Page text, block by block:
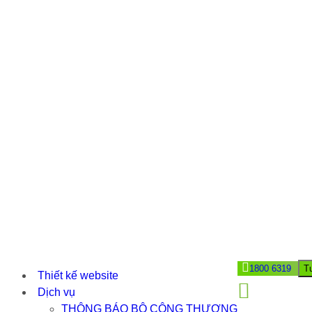
Thiết kế website
Dịch vụ
THÔNG BÁO BỘ CÔNG THƯƠNG
1800 6319